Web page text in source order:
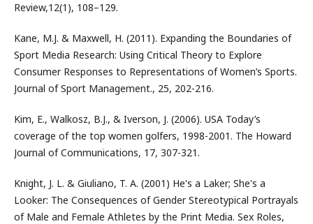
Review,12(1), 108–129.
Kane, M.J. & Maxwell, H. (2011). Expanding the Boundaries of
Sport Media Research: Using Critical Theory to Explore
Consumer Responses to Representations of Women’s Sports.
Journal of Sport Management., 25, 202-216.
Kim, E., Walkosz, B.J., & Iverson, J. (2006). USA Today’s
coverage of the top women golfers, 1998-2001. The Howard
Journal of Communications, 17, 307-321.
Knight, J. L. & Giuliano, T. A. (2001) He's a Laker; She's a
Looker: The Consequences of Gender Stereotypical Portrayals
of Male and Female Athletes by the Print Media. Sex Roles,